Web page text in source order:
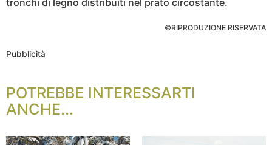
tronchi di legno distribuiti nel prato circostante.
©RIPRODUZIONE RISERVATA
Pubblicità
POTREBBE INTERESSARTI
ANCHE...